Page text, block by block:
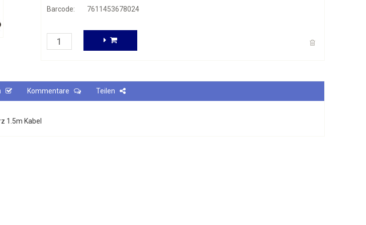
Barcode:
7611453678024
Kommentare Teilen
1.5m Kabel